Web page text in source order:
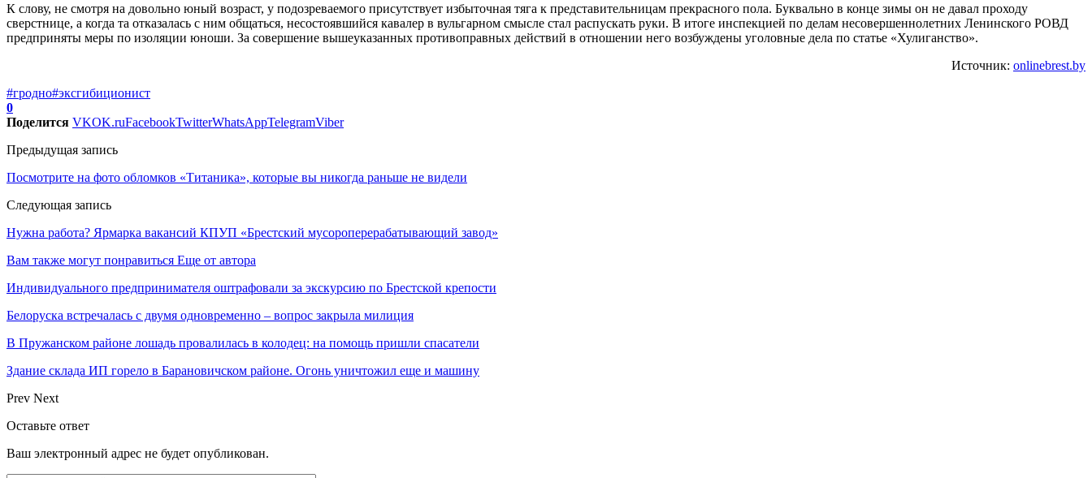
К слову, не смотря на довольно юный возраст, у подозреваемого присутствует избыточная тяга к представительницам прекрасного пола. Буквально в конце зимы он не давал проходу
сверстнице, а когда та отказалась с ним общаться, несостоявшийся кавалер в вульгарном смысле стал распускать руки. В итоге инспекцией по делам несовершеннолетних Ленинского РОВД
предприняты меры по изоляции юноши. За совершение вышеуказанных противоправных действий в отношении него возбуждены уголовные дела по статье «Хулиганство».
Источник: onlinebrest.by
#гродно#эксгибиционист
0
Поделится VKOK.ruFacebookTwitterWhatsAppTelegramViber
Предыдущая запись
Посмотрите на фото обломков «Титаника», которые вы никогда раньше не видели
Следующая запись
Нужна работа? Ярмарка вакансий КПУП «Брестский мусороперерабатывающий завод»
Вам также могут понравиться Еще от автора
Индивидуального предпринимателя оштрафовали за экскурсию по Брестской крепости
Белоруска встречалась с двумя одновременно – вопрос закрыла милиция
В Пружанском районе лошадь провалилась в колодец: на помощь пришли спасатели
Здание склада ИП горело в Барановичском районе. Огонь уничтожил еще и машину
Prev Next
Оставьте ответ
Ваш электронный адрес не будет опубликован.